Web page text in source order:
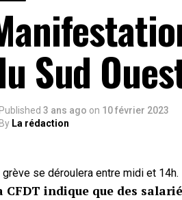
Sud
Published 3 ans ago on 10 février 2023
By La rédaction
grève se déroulera entre midi et 14h.
CFDT indique que des